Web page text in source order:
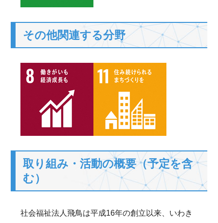
その他関連する分野
取り組み・活動の概要（予定を含
む）
社会福祉法人飛鳥は平成16年の創立以来、いわき